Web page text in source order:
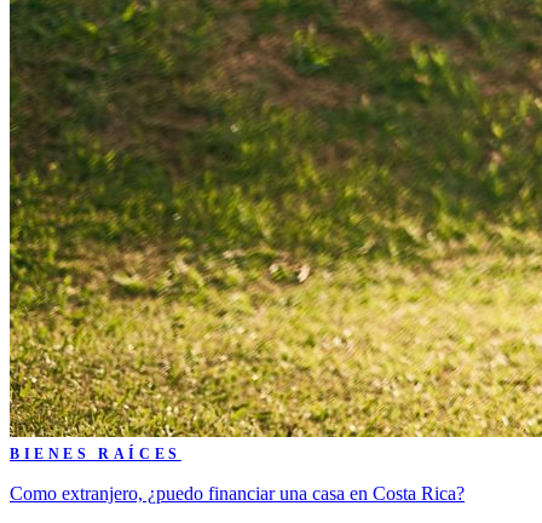
BIENES RAÍCES
Como extranjero, ¿puedo financiar una casa en Costa Rica?